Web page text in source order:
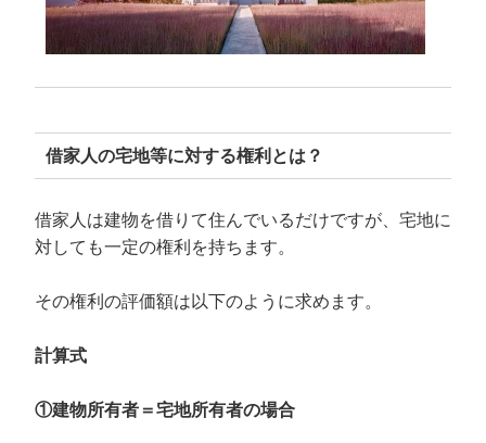
借家人の宅地等に対する権利とは？
借家人は建物を借りて住んでいるだけですが、宅地に
対しても一定の権利を持ちます。
その権利の評価額は以下のように求めます。
計算式
①建物所有者＝宅地所有者の場合